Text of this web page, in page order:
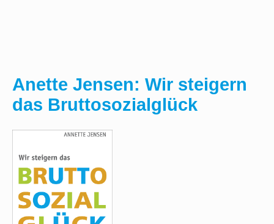
Anette Jensen: Wir steigern
das Bruttosozialglück